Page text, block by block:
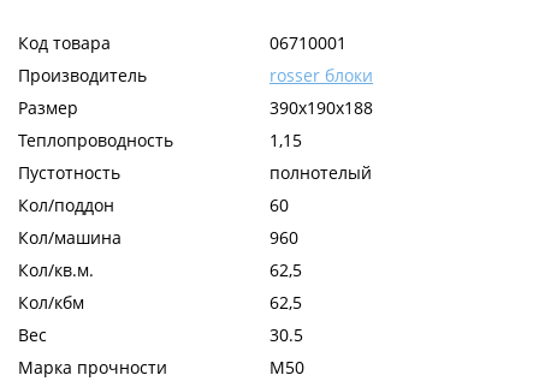
Код товара
06710001
Производитель
rosser блоки
Размер
390x190x188
Теплопроводность
1,15
Пустотность
полнотелый
Кол/поддон
60
Кол/машина
960
Кол/кв.м.
62,5
Кол/кбм
62,5
Вес
30.5
Марка прочности
М50